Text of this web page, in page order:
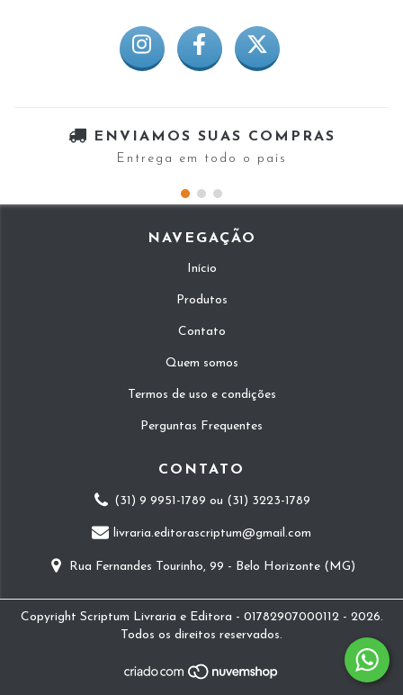
ENVIAMOS SUAS COMPRAS
Entrega em todo o país
NAVEGAÇÃO
Início
Produtos
Contato
Quem somos
Termos de uso e condições
Perguntas Frequentes
CONTATO
(31) 9 9951-1789 ou (31) 3223-1789
livraria.editorascriptum@gmail.com
Rua Fernandes Tourinho, 99 - Belo Horizonte (MG)
Copyright Scriptum Livraria e Editora - 01782907000112 - 2026.
Todos os direitos reservados.